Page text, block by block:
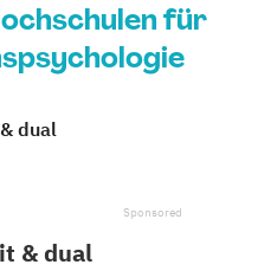
für
dual
& dual